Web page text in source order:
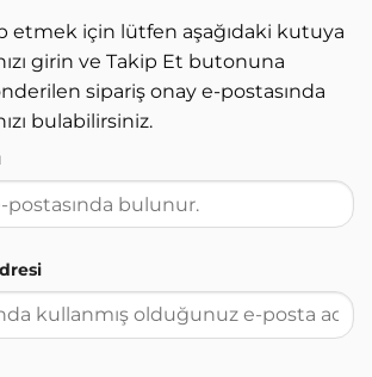
etmek için lütfen aşağıdaki kutuya
girin ve Takip Et butonuna
sipariş onay e-postasında
bulabilirsiniz.